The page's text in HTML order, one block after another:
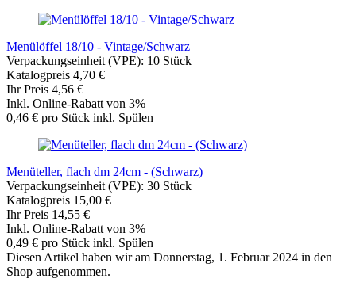
Menülöffel 18/10 - Vintage/Schwarz
Verpackungseinheit (VPE): 10 Stück
Katalogpreis 4,70 €
Ihr Preis 4,56 €
Inkl. Online-Rabatt von 3%
0,46 € pro Stück inkl. Spülen
Menüteller, flach dm 24cm - (Schwarz)
Verpackungseinheit (VPE): 30 Stück
Katalogpreis 15,00 €
Ihr Preis 14,55 €
Inkl. Online-Rabatt von 3%
0,49 € pro Stück inkl. Spülen
Diesen Artikel haben wir am Donnerstag, 1. Februar 2024 in den
Shop aufgenommen.